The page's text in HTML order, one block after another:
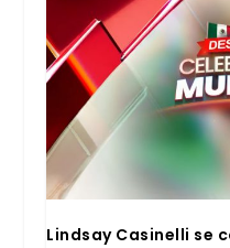
Lind­say Casi­ne­lli se